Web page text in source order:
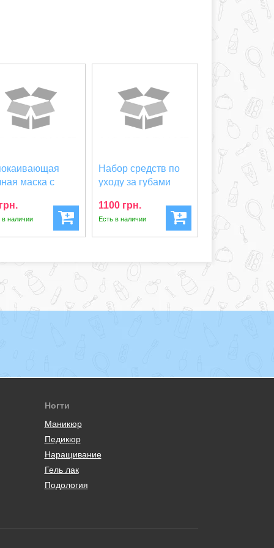
маска с
в наличии
Набор средств по
уходу за губами
1100 грн.
Есть в наличии
Ногти
Маникюр
Педикюр
Наращивание
Гель лак
Подология